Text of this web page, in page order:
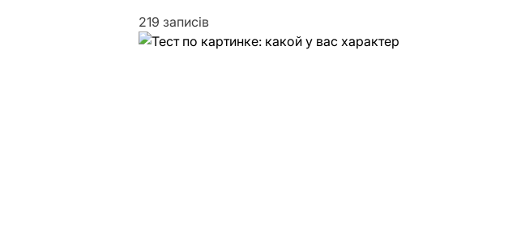
219 записів